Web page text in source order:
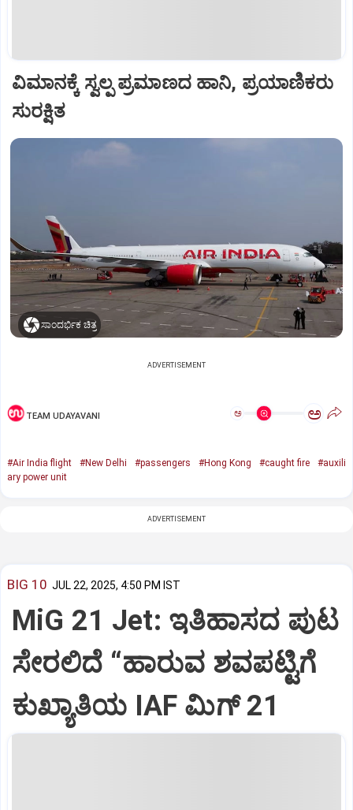
ವಿಮಾನಕ್ಕೆ ಸ್ವಲ್ಪ ಪ್ರಮಾಣದ ಹಾನಿ, ಪ್ರಯಾಣಿಕರು
ಸುರಕ್ಷಿತ
ಸಾಂದರ್ಭಿಕ ಚಿತ್ರ
ADVERTISEMENT
TEAM UDAYAVANI ಅ ಅ
#Air India flight #New Delhi #passengers #Hong Kong #caught fire
#auxili
ary power unit
ADVERTISEMENT
BIG 10 JUL 22, 2025, 4:50 PM IST
MiG 21 Jet: ಇತಿಹಾಸದ ಪುಟ
ಸೇರಲಿದೆ “ಹಾರುವ ಶವಪಟ್ಟಿಗೆ
ಕುಖ್ಯಾತಿಯ IAF ಮಿಗ್‌ 21